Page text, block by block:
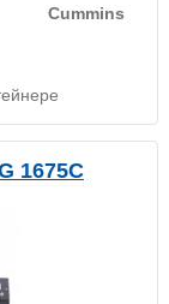
Cummins
1675C